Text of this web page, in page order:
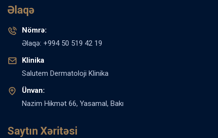
Əlaqə
Nömrə:
Əlaqə: +994 50 519 42 19
Klinika
Salutem Dermatoloji Klinika
Ünvan:
Nazim Hikmət 66, Yasamal, Bakı
Saytın Xəritəsi